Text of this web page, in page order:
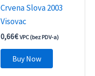
Crvena Slova 2003
Visovac
0,66€ VPC (bez PDV-a)
Buy Now